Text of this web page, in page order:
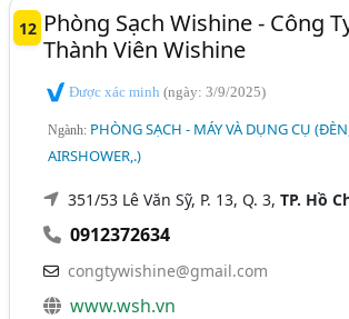
12 Phòng Sạch Wishine - Công
Thành Viên Wishine
Được xác minh(ngày: 3/9/2025)
Ngành: PHÒNG SẠCH - MÁY VÀ DỤNG CỤ
AIRSHOWER,.)
351/53 Lê Văn Sỹ, P. 13, Q. 3,TP. Hồ
0912372634
congtywishine@gmail.com
www.wsh.vn